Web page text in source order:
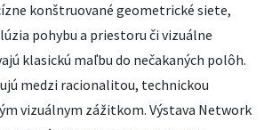
konštruované geometrické siete,
pohybu a priestoru či vizuálne
klasickú maľbu do nečakaných polôh.
medzi racionalitou, technickou
vizuálnym zážitkom. Výstava Network